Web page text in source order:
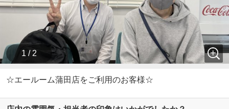
1 / 2
☆エールーム蒲田店をご利用のお客様☆